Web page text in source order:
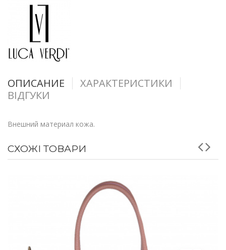
ОПИСАНИЕ
ХАРАКТЕРИСТИКИ
ВІДГУКИ
Внешний материал кожа.
СХОЖІ ТОВАРИ